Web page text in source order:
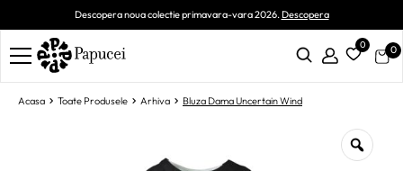
Descopera noua colectie primavara-vara 2026.Descopera
0 0
Acasa Toate Produsele Arhiva Bluza Dama Uncertain Wind